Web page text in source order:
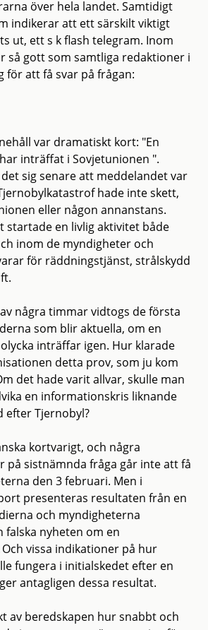
över hela landet. Samtidigt
indikerar att ett särskilt viktigt
ut, ett s k flash telegram. Inom
så gott som samtliga redaktioner i
för att få svar på frågan:
var dramatiskt kort: "En
inträffat i Sovjetunionen ".
sig senare att meddelandet var
hade inte skett,
eller någon annanstans.
startade en livlig aktivitet både
inom de myndigheter och
för räddningstjänst, strålskydd
några timmar vidtogs de första
som blir aktuella, om en
inträffar igen. Hur klarade
detta prov, som ju kom
det hade varit allvar, skulle man
en informationskris liknande
efter Tjernobyl?
kortvarigt, och några
på sistnämnda fråga går inte att få
den 3 februari. Men i
presenteras resultaten från en
och myndigheterna
falska nyheten om en
vissa indikationer på hur
fungera i initialskedet efter en
antagligen dessa resultat.
av beredskapen hur snabbt och